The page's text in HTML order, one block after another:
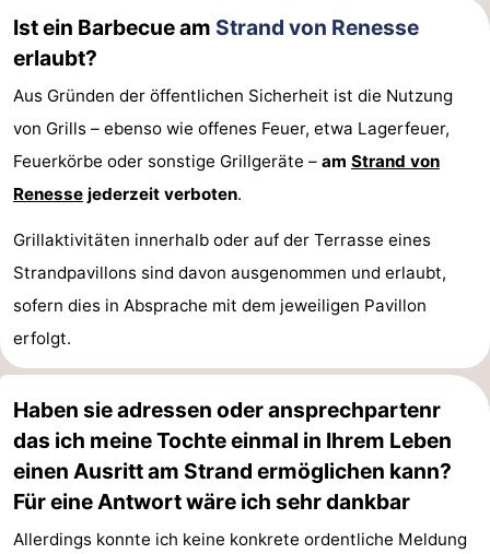
Ist ein Barbecue am Strand von Renesse
erlaubt?
Aus Gründen der öffentlichen Sicherheit ist die Nutzung
von Grills – ebenso wie offenes Feuer, etwa Lagerfeuer,
Feuerkörbe oder sonstige Grillgeräte – am Strand von
Renesse jederzeit verboten.
Grillaktivitäten innerhalb oder auf der Terrasse eines
Strandpavillons sind davon ausgenommen und erlaubt,
sofern dies in Absprache mit dem jeweiligen Pavillon
erfolgt.
Haben sie adressen oder ansprechpartenr
das ich meine Tochte einmal in Ihrem Leben
einen Ausritt am Strand ermöglichen kann?
Für eine Antwort wäre ich sehr dankbar
Allerdings konnte ich keine konkrete ordentliche Meldung